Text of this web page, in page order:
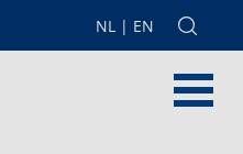
NL | EN